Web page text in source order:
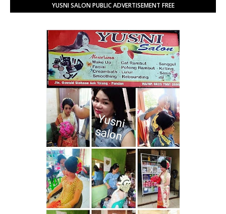
YUSNI SALON PUBLIC ADVERTISEMENT FREE